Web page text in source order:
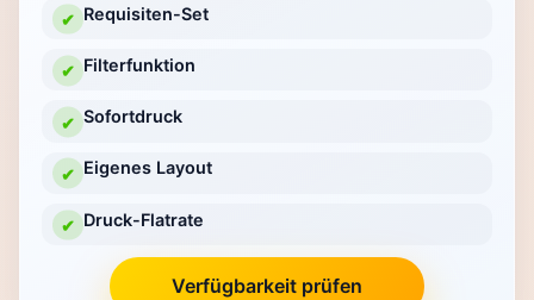
✔ Requisiten-Set
✔ Filterfunktion
✔ Sofortdruck
✔ Eigenes Layout
✔ Druck-Flatrate
Verfügbarkeit prüfen